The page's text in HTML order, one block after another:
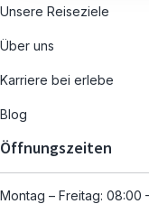
Unsere Reiseziele
Über uns
Karriere bei erlebe
Blog
Öffnungszeiten
Montag – Freitag: 08:00